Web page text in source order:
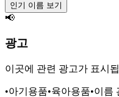
인기 이름 보기
📢
광고
이곳에 관련 광고가 표시
•아기용품•육아용품•이름